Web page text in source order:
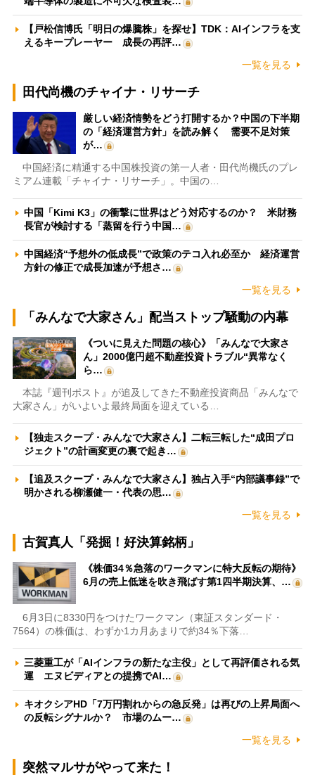
【戸松信博氏「明日の爆騰株」を探せ】TDK：AIインフラを支
えるキープレーヤー 成長の再評…
一覧を見る
田代尚機のチャイナ・リサーチ
厳しい経済情勢をどう打開するか？中国の下半期
の「経済運営方針」を読み解く 需要不足対策
が…
中国経済に精通する中国株投資の第一人者・田代尚機氏のプレ
ミアム連載「チャイナ・リサーチ」。中国の…
中国「Kimi K3」の衝撃に世界はどう対応するのか？ 米財務
長官が検討する「蒸留を行う中国…
中国経済“予想外の低成長”で政策のテコ入れ必至か 経済運営
方針の修正で成長加速が予想さ…
一覧を見る
「みんなで大家さん」配当ストップ騒動の内幕
《ついに見えた問題の核心》「みんなで大家さ
ん」2000億円超不動産投資トラブル“異常なく
ら…
本誌『週刊ポスト』が追及してきた不動産投資商品「みんなで
大家さん」がいよいよ最終局面を迎えている…
【独走スクープ・みんなで大家さん】二転三転した“成田プロ
ジェクト”の計画変更の裏で起き…
【追及スクープ・みんなで大家さん】独占入手“内部議事録”で
明かされる柳瀬健一・代表の思…
一覧を見る
古賀真人「発掘！好決算銘柄」
《株価34％急落のワークマンに特大反転の期待》
6月の売上低迷を吹き飛ばす第1四半期決算、…
6月3日に8330円をつけたワークマン（東証スタンダード・
7564）の株価は、わずか1カ月あまりで約34％下落…
三菱重工が「AIインフラの新たな主役」として再評価される気
運 エヌビディアとの提携でAI…
キオクシアHD「7万円割れからの急反発」は再びの上昇局面へ
の反転シグナルか？ 市場のムー…
一覧を見る
突然マルサがやって来た！